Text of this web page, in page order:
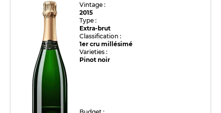
Vintage :
2015
Type :
Extra-brut
Classification :
1er cru millésimé
Varieties :
Pinot noir